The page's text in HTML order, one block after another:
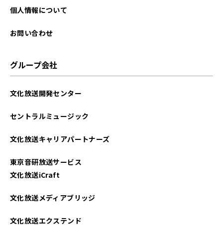
2023年08月
2023年03月
2022年10月
2022年09月
個人情報について
お問い合わせ
グループ会社
文化放送開発センター
セントラルミュージック
文化放送キャリアパートナーズ
東京音研放送サービス
文化放送iCraft
文化放送メディアブリッジ
文化放送エクステンド